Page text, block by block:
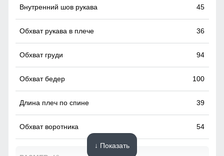
45
36
94
100
39
54
↓ Показать